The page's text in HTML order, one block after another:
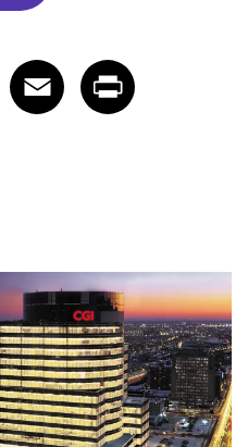
on Facebook
Facebook
Share on Email
Email
Share on